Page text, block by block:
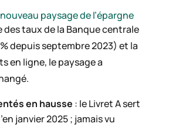
paysage de l’épargne
des taux de la Banque centrale
depuis septembre 2023) et la
en ligne, le paysage a
en hausse : le Livret A sert
janvier 2025 ; jamais vu